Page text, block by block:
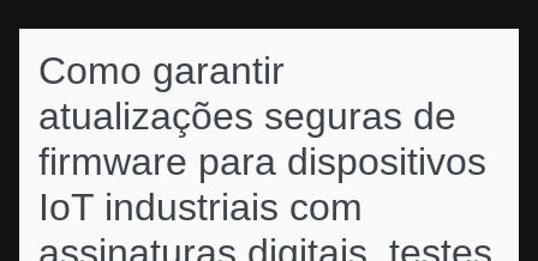
Como garantir
atualizações seguras de
firmware para dispositivos
IoT industriais com